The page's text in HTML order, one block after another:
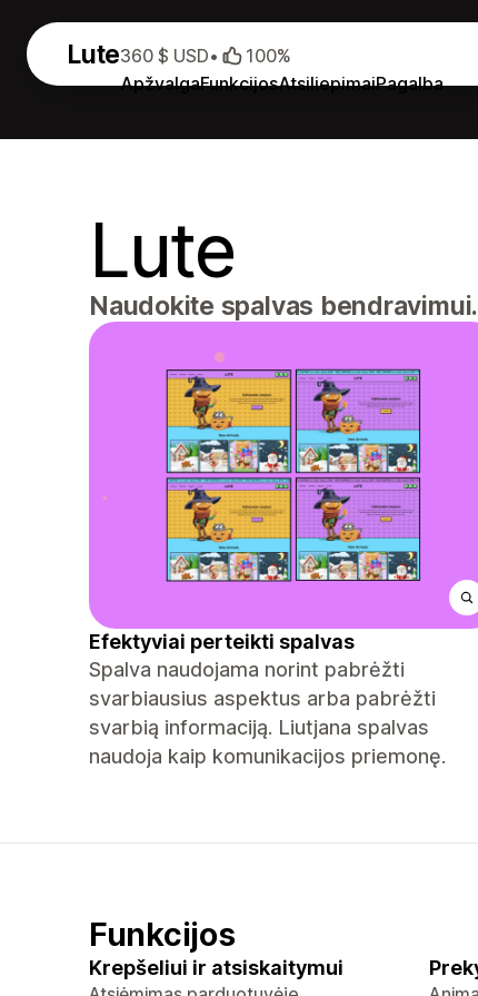
Lute
ApžvalgaFunkcijosAtsiliepimaiPagalba
360 $ USD• 100%
Lute
Naudokite spalvas bendravimui.
Efektyviai perteikti spalvas
Spalva naudojama norint pabrėžti
svarbiausius aspektus arba pabrėžti
svarbią informaciją. Liutjana spalvas
naudoja kaip komunikacijos priemonę.
Funkcijos
Krepšeliui ir atsiskaitymui